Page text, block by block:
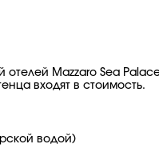
отелей Mazzaro Sea
входят в стоимость.
водой)